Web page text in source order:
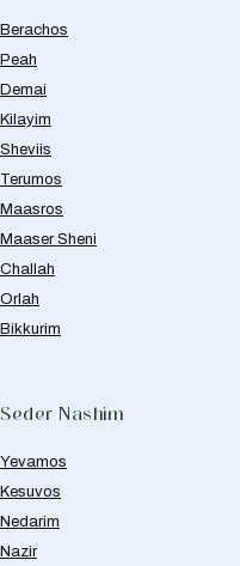
Berachos
Peah
Demai
Kilayim
Sheviis
Terumos
Maasros
Maaser Sheni
Challah
Orlah
Bikkurim
Seder Nashim
Yevamos
Kesuvos
Nedarim
Nazir